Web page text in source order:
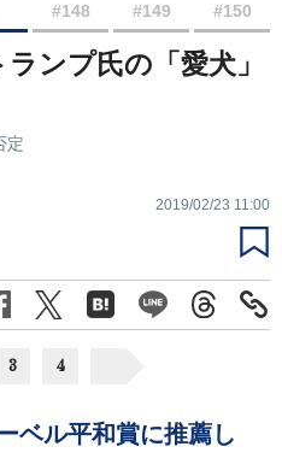
#148 #149 #150
ンプ氏の「愛犬」
定
2019/02/23 11:00
3 4
ベル平和賞に推薦し